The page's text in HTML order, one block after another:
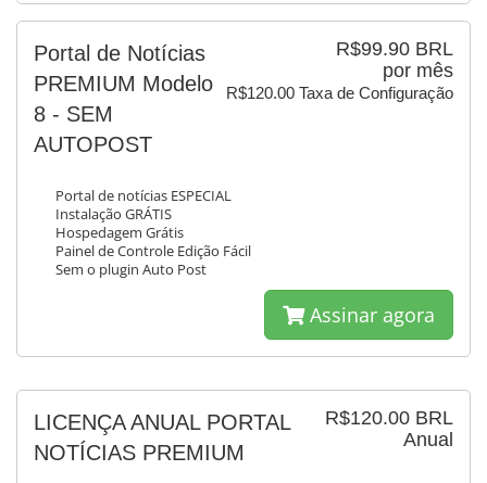
R$99.90 BRL
por mês
R$120.00 Taxa de Configuração
Portal de Notícias
PREMIUM Modelo
8 - SEM
AUTOPOST
Portal de notícias ESPECIAL
Instalação GRÁTIS
Hospedagem Grátis
Painel de Controle Edição Fácil
Sem o plugin Auto Post
Assinar agora
R$120.00 BRL
Anual
LICENÇA ANUAL PORTAL
NOTÍCIAS PREMIUM